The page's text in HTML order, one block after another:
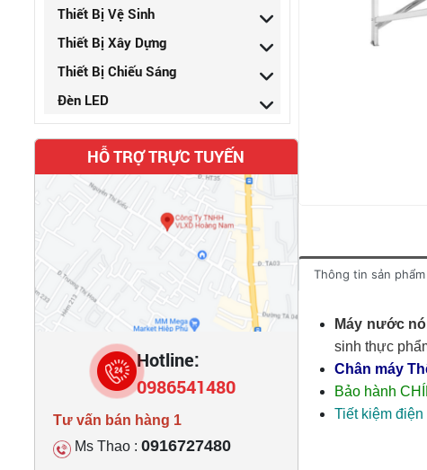
Thiết Bị Vệ Sinh
Thiết Bị Xây Dựng
Thiết Bị Chiếu Sáng
Đèn LED
HỖ TRỢ TRỰC TUYẾN
Hotline:
0986541480
Tư vấn bán hàng 1
Ms Thao : 0916727480
Thông tin sản phẩm
Máy nước
sinh thực
Chân máy
Bảo hành
Tiết kiệm điện